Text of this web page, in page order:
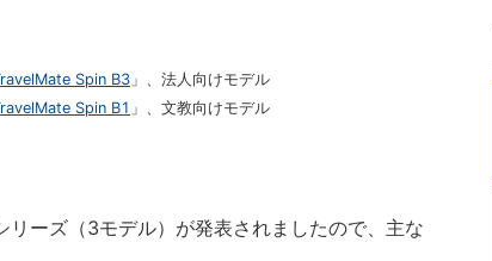
Spin B3 」、法人向けモデル
Spin B1 」、文教向けモデル
ーズ（3モデル）が発表されましたので、主な